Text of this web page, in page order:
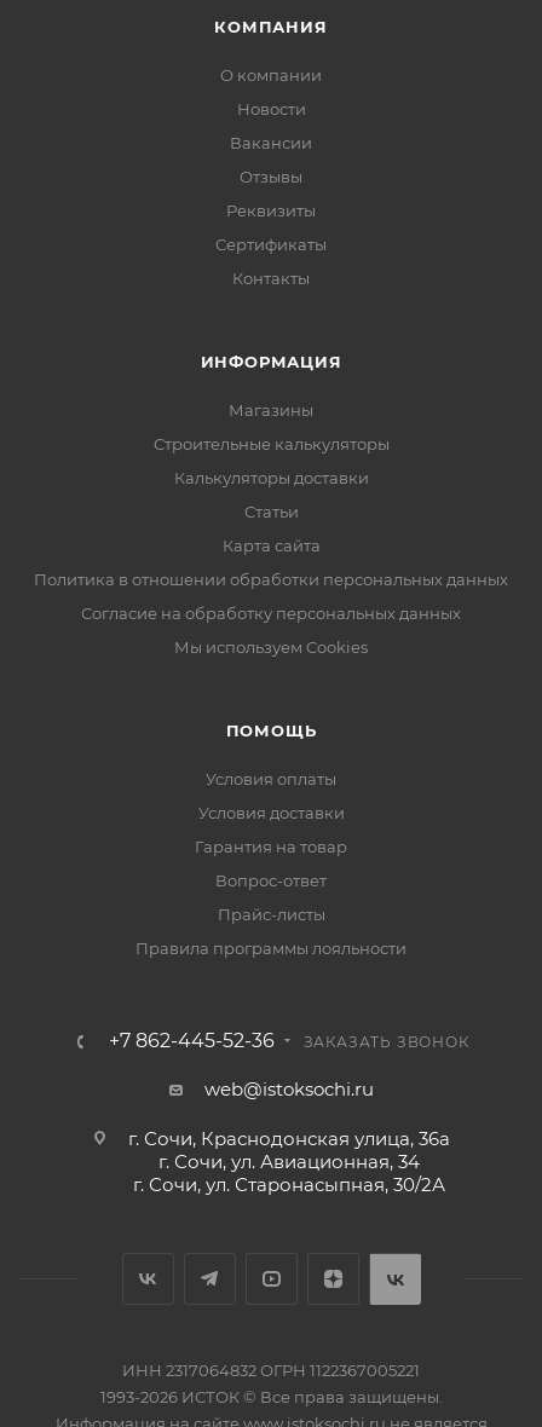
КОМПАНИЯ
О компании
Новости
Вакансии
Отзывы
Реквизиты
Сертификаты
Контакты
ИНФОРМАЦИЯ
Магазины
Строительные калькуляторы
Калькуляторы доставки
Статьи
Карта сайта
Политика в отношении обработки персональных данных
Согласие на обработку персональных данных
Мы используем Cookies
ПОМОЩЬ
Условия оплаты
Условия доставки
Гарантия на товар
Вопрос-ответ
Прайс-листы
Правила программы лояльности
+7 862-445-52-36 ЗАКАЗАТЬ ЗВОНОК
web@istoksochi.ru
г. Сочи, Краснодонская улица, 36а
г. Сочи, ул. Авиационная, 34
г. Сочи, ул. Старонасыпная, 30/2А
ИНН 2317064832 ОГРН 1122367005221
1993-2026 ИСТОК © Все права защищены.